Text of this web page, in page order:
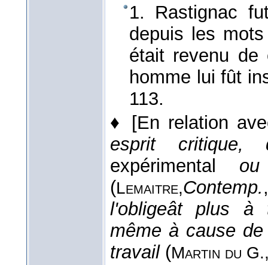
1. Rastignac
depuis les
était revenu de
homme lui fût
113.
♦
[En relation
esprit
expérimental
(Lemaitre,Contemp.
l'obligeât plus à
même à cause
travail(Martin du